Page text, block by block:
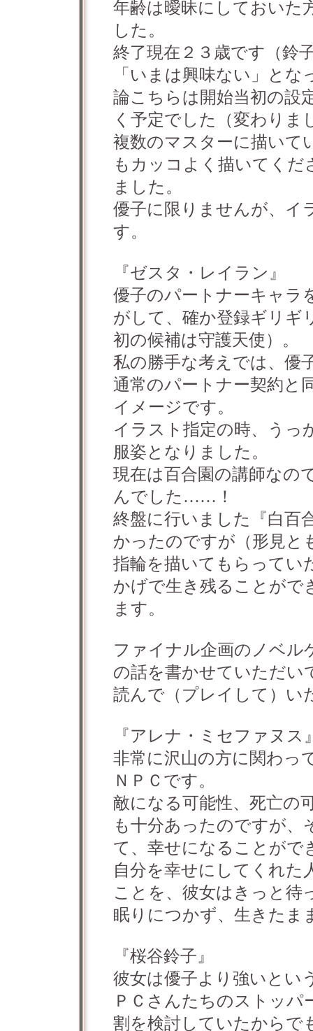
年齢は曖昧にしておいた
した。
終了現在２３歳です（鈴
「いまは興味ない」と
論こちらは開始当初の設
く予定でした（変わりま
複数のマスターに描いて
もカッコよく描いてく
ました。
優子に限りませんが、イ
す。
『ゼスタ・レイラン』
優子のパートナーキャラ
がして、確か登録ギリギ
初の候補は守護天使）。
私の勝手な考えでは、優
通常のパートナー契約と
イメージです。
イラスト指定の時、うっ
服姿となりました。
現在は百合園の講師なの
んでした……！
終盤に行いました『白百
かったのですが（形見と
指輪を描いてもらってい
かげで生き残ることがで
ます。
ファイナル企画のノベル
の話を書かせていただい
読んで（プレイして）い
『アレナ・ミセファヌス
非常に沢山の方に関わっ
ＮＰＣです。
敵になる可能性、死亡の
も十分あったのですが、
て、幸せになることがで
自分を幸せにしてくれた
ことを、彼女はきっと待
眠りにつかず、生きた
『桜谷鈴子』
彼女は優子より強いとい
ＰＣさんたちのストッパ
割を検討していたから